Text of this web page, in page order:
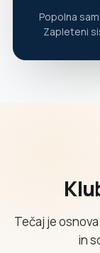
Popolna
Zapleteni
Tečaj je
in